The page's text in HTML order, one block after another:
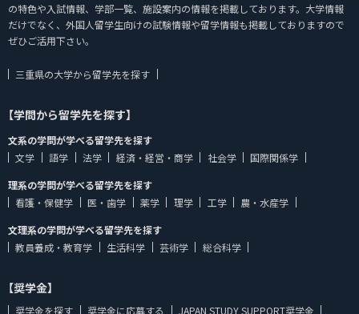
の特色や入試情報、学部一覧、施設案内の情報を掲載しております。大学情報
だけでなく、外国人留学生向けの試験情報や留学情報も掲載しておりますので
ぜひご活用下さい。
三重県の大学から留学先を探す
【学問から留学先を探す】
文系の学問が学べる留学先を探す
文学
語学 法学 経済・経営・商学 社会学
国際関係学
理系の学問が学べる留学先を探す
看護・保健学
医・歯学 薬学 理学 工学
農・水産学
文理系の学問が学べる留学先を探す
教員養成・教育学
生活科学 芸術学 総合科学
【奨学金】
奨学金を探す 奨学金に応募する JAPAN STUDY SUPPORT奨学金